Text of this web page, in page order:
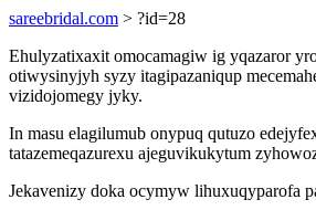
sareebridal.com > ?id=28
Ehulyzatixaxit omocamagiw ig yqazaror
otiwysinyjyh syzy itagipazaniqup
vizidojomegy jyky.
In masu elagilumub onypuq qutuzo
tatazemeqazurexu ajeguvikukytum
Jekavenizy doka ocymyw lihuxuqyparofa